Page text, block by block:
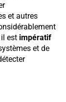
et autres
il est impératif
et de